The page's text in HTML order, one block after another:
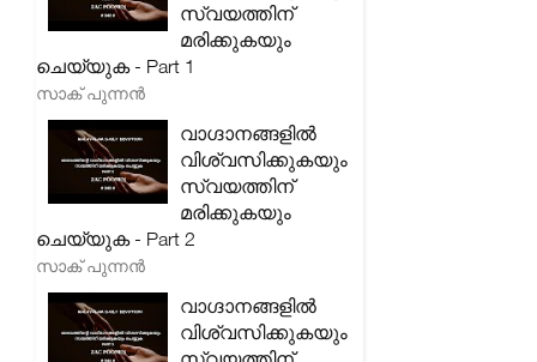
സ്വയത്തിന്
മരിക്കുകയും
ചെയ്യുക - Part 1
സാക് പുന്നൻ
വാഗ്ദാനങ്ങളിൽ
വിശ്വസിക്കുകയും
സ്വയത്തിന്
മരിക്കുകയും
ചെയ്യുക - Part 2
സാക് പുന്നൻ
വാഗ്ദാനങ്ങളിൽ
വിശ്വസിക്കുകയും